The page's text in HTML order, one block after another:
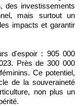
des investissements
mais surtout un
impacts et garantir
d'espoir : 905 000
Près de 300 000
Ce potentiel,
de la souveraineté
non plus un